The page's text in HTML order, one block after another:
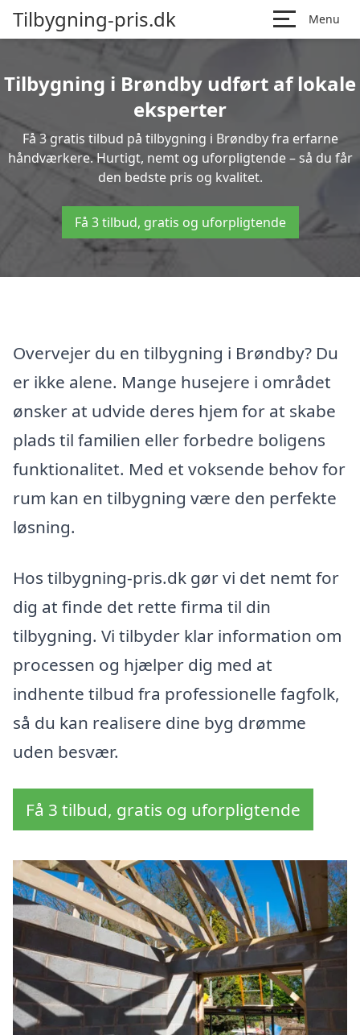
Tilbygning-pris.dk Menu
Tilbygning i Brøndby udført af lokale
eksperter
Få 3 gratis tilbud på tilbygning i Brøndby fra erfarne
håndværkere. Hurtigt, nemt og uforpligtende – så du får
den bedste pris og kvalitet.
Få 3 tilbud, gratis og uforpligtende
Overvejer du en tilbygning i Brøndby? Du
er ikke alene. Mange husejere i området
ønsker at udvide deres hjem for at skabe
plads til familien eller forbedre boligens
funktionalitet. Med et voksende behov for
rum kan en tilbygning være den perfekte
løsning.
Hos tilbygning-pris.dk gør vi det nemt for
dig at finde det rette firma til din
tilbygning. Vi tilbyder klar information om
processen og hjælper dig med at
indhente tilbud fra professionelle fagfolk,
så du kan realisere dine byg drømme
uden besvær.
Få 3 tilbud, gratis og uforpligtende